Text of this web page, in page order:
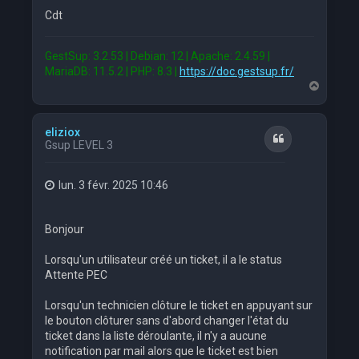
Cdt
GestSup: 3.2.53 | Debian: 12 | Apache: 2.4.59 |
MariaDB: 11.5.2 | PHP: 8.3 |
https://doc.gestsup.fr/
a
eliziox
Gsup LEVEL 3
Citation
lun. 3 févr. 2025 10:46
Bonjour
Lorsqu'un utilisateur créé un ticket, il a le status
Attente PEC
Lorsqu'un technicien clôture le ticket en appuyant sur
le bouton clôturer sans d'abord changer l'état du
ticket dans la liste déroulante, il n'y a aucune
notification par mail alors que le ticket est bien